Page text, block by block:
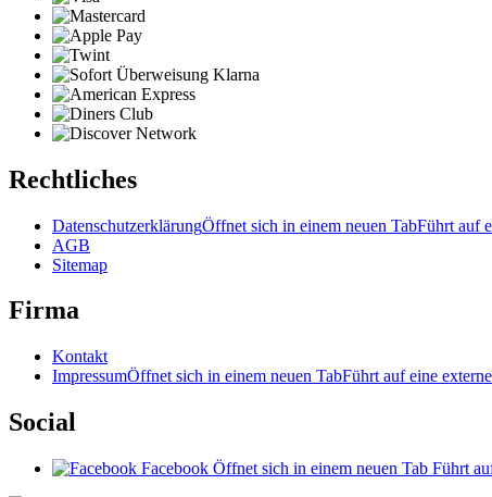
Rechtliches
DatenschutzerklärungÖffnet sich in einem neuen TabFührt auf
AGB
Sitemap
Firma
Kontakt
ImpressumÖffnet sich in einem neuen TabFührt auf eine
Social
Facebook Öffnet sich in einem neuen Tab Führt